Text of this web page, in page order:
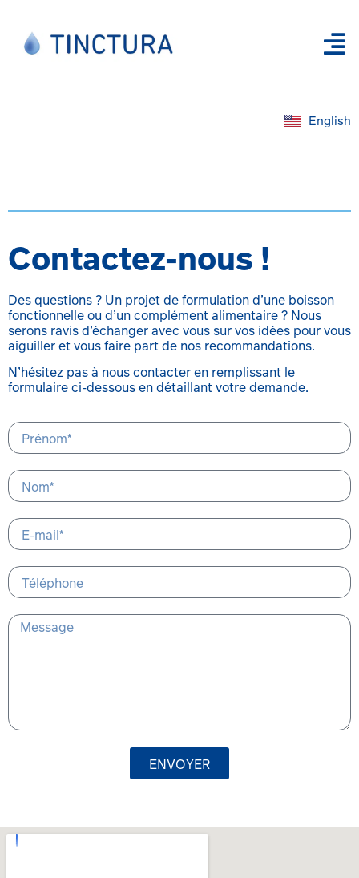
English
Contactez-nous !
Des questions ? Un projet de formulation d’une boisson
fonctionnelle ou d’un complément alimentaire ? Nous
serons ravis d’échanger avec vous sur vos idées pour vous
aiguiller et vous faire part de nos recommandations.
N’hésitez pas à nous contacter en remplissant le
formulaire ci-dessous en détaillant votre demande.
ENVOYER